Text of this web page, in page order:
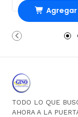
Agregar
Carro
TODO LO QUE
AHORA A LA